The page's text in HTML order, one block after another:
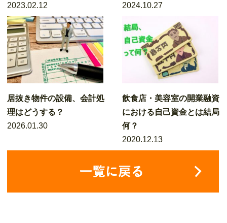
2023.02.12
2024.10.27
居抜き物件の設備、会計処
理はどうする？
2026.01.30
飲食店・美容室の開業融資
における自己資金とは結局
何？
2020.12.13